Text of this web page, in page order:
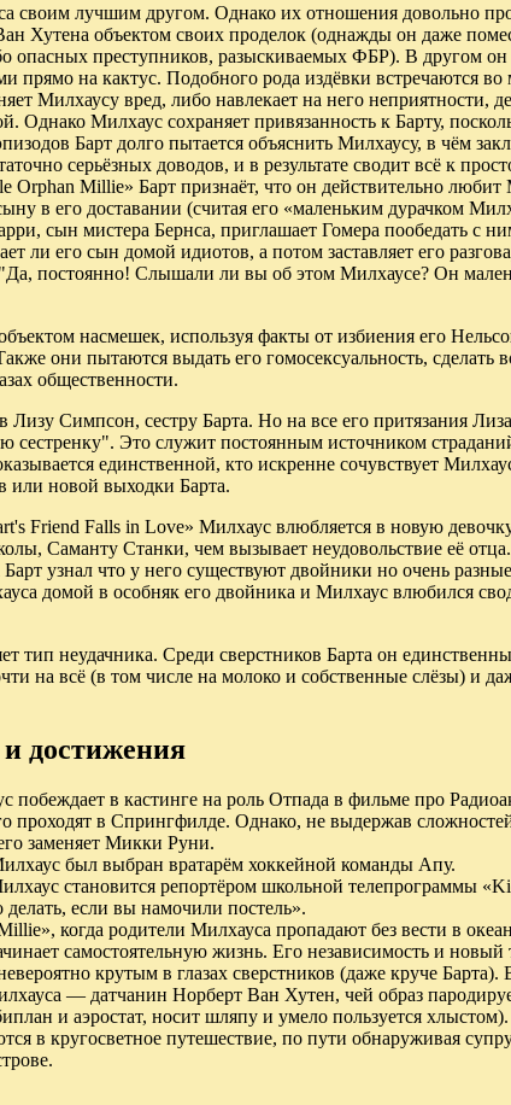
своим лучшим другом. Однако их отношения довольно
Хутена объектом своих проделок (однажды он даже
опасных преступников, разыскиваемых ФБР). В другом он
прямо на кактус. Подобного рода издёвки встречаются во
Милхаусу вред, либо навлекает на него неприятности,
Однако Милхаус сохраняет привязанность к Барту,
Барт долго пытается объяснить Милхаусу, в чём
серьёзных доводов, и в результате сводит всё к
Orphan Millie» Барт признаёт, что он действительно любит
в его доставании (считая его «маленьким дурачком
сын мистера Бернса, приглашает Гомера пообедать с
ли его сын домой идиотов, а потом заставляет его
постоянно! Слышали ли вы об этом Милхаусе? Он
насмешек, используя факты от избиения его
они пытаются выдать его гомосексуальность, сделать
общественности.
Симпсон, сестру Барта. Но на все его притязания Лиза
сестренку". Это служит постоянным источником
единственной, кто искренне сочувствует
или новой выходки Барта.
Friend Falls in Love» Милхаус влюбляется в новую
Саманту Станки, чем вызывает неудовольствие её
Барт узнал что у него существуют двойники но очень
домой в особняк его двойника и Милхаус влюбился
тип неудачника. Среди сверстников Барта он
на всё (в том числе на молоко и собственные слёзы) и
достижения
побеждает в кастинге на роль Отпада в фильме про
проходят в Спрингфилде. Однако, не выдержав
заменяет Микки Руни.
был выбран вратарём хоккейной команды Апу.
становится репортёром школьной телепрограммы
если вы намочили постель».
когда родители Милхауса пропадают без вести в
самостоятельную жизнь. Его независимость и новый
крутым в глазах сверстников (даже круче Барта).
— датчанин Норберт Ван Хутен, чей образ
и аэростат, носит шляпу и умело пользуется
в кругосветное путешествие, по пути обнаруживая